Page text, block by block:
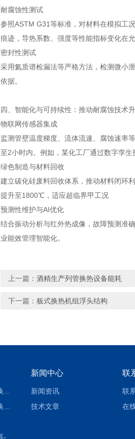
耐腐蚀性测试
参照ASTM G31等标准，对材料在模拟工
痕迹，导热系数、强度等性能指标变化在允
密封性测试
采用氦质谱检漏法等严格方法，检测微小
依据。
四、智能化与可持续性：推动耐腐蚀技术
物联网传感器集成
监测管壁温度梯度、流体流速、腐蚀速率
至2小时内。例如，某化工厂通过数字孪
绿色制造与材料回收
建立碳化硅废料回收体系，推动材料闭环
提升至1800℃，适应超临界甲工况
预测性维护与AI优化
结合振动分析与红外热成像，故障预测准
业能效管理智能化。
上一篇： 酒精生产列管换热设备能耗
下一篇： 板式换热机组浮头结构
新闻中心
新闻资讯
技术文章
联
联
在